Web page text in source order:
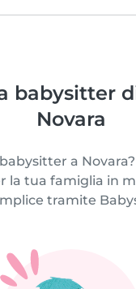
babysitter
Novara
a
la tua famiglia in
tramite